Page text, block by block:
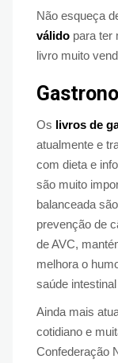
Não esqueça
válido para ter
livro muito
Os livros de
atualmente e
com dieta e
são muito
balanceada
prevenção de
de AVC,
melhora o
saúde
Ainda mais
cotidiano e
Confederação